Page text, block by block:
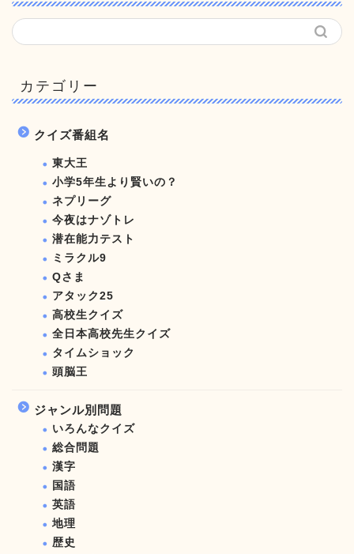
カテゴリー
クイズ番組名
東大王
小学5年生より賢いの？
ネプリーグ
今夜はナゾトレ
潜在能力テスト
ミラクル9
Qさま
アタック25
高校生クイズ
全日本高校先生クイズ
タイムショック
頭脳王
ジャンル別問題
いろんなクイズ
総合問題
漢字
国語
英語
地理
歴史